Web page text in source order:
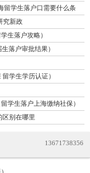
留学生落户口需要什么条
究新政
生落户攻略）
落户审批结果）
学生学历认证）
学生落户上海缴纳社保）
区别在哪里
13671738356